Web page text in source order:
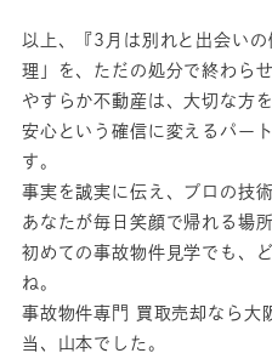
以上、『3月は別れと出会い
理」を、ただの処分で終わら
やすらか不動産は、大切な方
安心という確信に変えるパー
す。
事実を誠実に伝え、プロの技
あなたが毎日笑顔で帰れる場
初めての事故物件見学でも、
ね。
事故物件専門 買取売却なら大
当、山本でした。